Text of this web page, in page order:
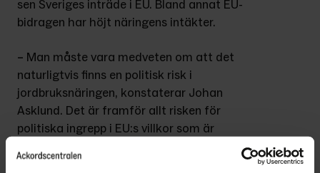
sen Sveriges inträde i EU. Bland annat EU-
bidragen har höjt näringens intäkter.
– Man måste vara medveten om att det
naturligtvis finns en politisk risk i
jordbruksnäringen, konstaterar Johan
Asklund. Det är framför allt risken för
politiska ingrepp i EU:s villkor som är
oroande. Jordbruksnäringen är beroende av
långsiktiga villkor.